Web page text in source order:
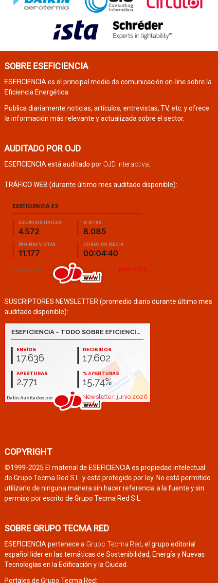
SOBRE ESEFICIENCIA
ESEFICIENCIA es el principal medio de comunicación on-line sobre la
Eficiencia Energética.
Publica diariamente noticias, artículos, entrevistas, TV, etc. y ofrece
la información más relevante y actualizada sobre el sector.
AUDITADO POR OJD
ESEFICIENCIA está auditado por OJD Interactiva
TRÁFICO WEB (durante último mes auditado disponible):
SUSCRIPTORES NEWSLETTER (promedio diario durante último mes
auditado disponible):
COPYRIGHT
©1999-2025 El material de ESEFICIENCIA es propiedad intelectual
de Grupo Tecma Red S.L. y está protegido por ley. No está permitido
utilizarlo de ninguna manera sin hacer referencia a la fuente y sin
permiso por escrito de Grupo Tecma Red S.L.
SOBRE GRUPO TECMA RED
ESEFICIENCIA pertenece a Grupo Tecma Red, el grupo editorial
español líder en las temáticas de Sostenibilidad, Energía y Nuevas
Tecnologías en la Edificación y la Ciudad.
Portales de Grupo Tecma Red: